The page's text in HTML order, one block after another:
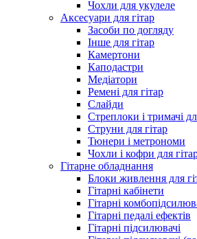
Чохли для укулеле
Аксесуари для гітар
Засоби по догляду
Інше для гітар
Камертони
Каподастри
Медіатори
Ремені для гітар
Слайди
Стреплоки і тримачі
Струни для гітар
Тюнери і метрономи
Чохли і кофри для
Гітарне обладнання
Блоки живлення для
Гітарні кабінети
Гітарні
Гітарні педалі ефектів
Гітарні підсилювачі